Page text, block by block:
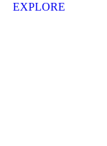
EXPLORE